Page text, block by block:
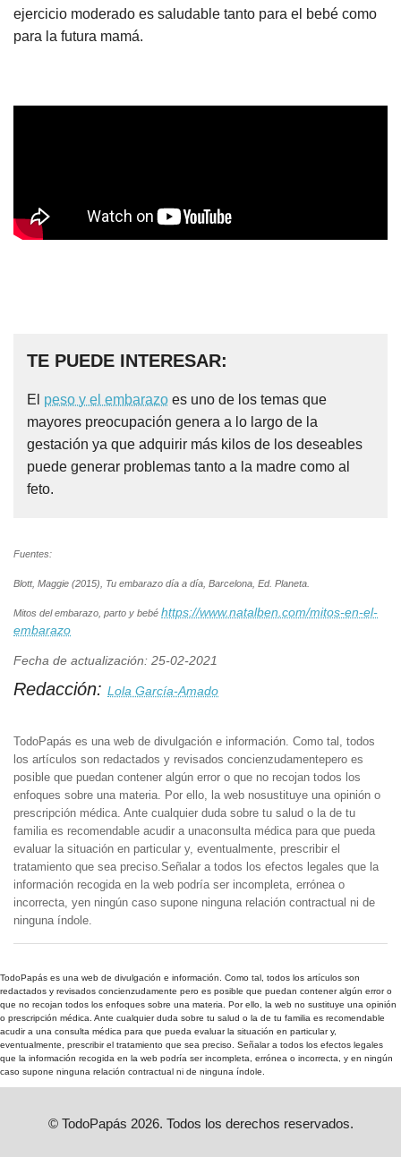
ejercicio moderado es saludable tanto para el bebé como
para la futura mamá.
TE PUEDE INTERESAR:
El peso y el embarazo es uno de los temas que
mayores preocupación genera a lo largo de la
gestación ya que adquirir más kilos de los deseables
puede generar problemas tanto a la madre como al
feto.
Fuentes:
Blott, Maggie (2015), Tu embarazo día a día, Barcelona, Ed. Planeta.
Mitos del embarazo, parto y bebé https://www.natalben.com/mitos-en-el-
embarazo
Fecha de actualización: 25-02-2021
Redacción: Lola García-Amado
TodoPapás es una web de divulgación e información. Como tal, todos
los artículos son redactados y revisados concienzudamentepero es
posible que puedan contener algún error o que no recojan todos los
enfoques sobre una materia. Por ello, la web nosustituye una opinión o
prescripción médica. Ante cualquier duda sobre tu salud o la de tu
familia es recomendable acudir a unaconsulta médica para que pueda
evaluar la situación en particular y, eventualmente, prescribir el
tratamiento que sea preciso.Señalar a todos los efectos legales que la
información recogida en la web podría ser incompleta, errónea o
incorrecta, yen ningún caso supone ninguna relación contractual ni de
ninguna índole.
TodoPapás es una web de divulgación e información. Como tal, todos los artículos son
redactados y revisados concienzudamente pero es posible que puedan contener algún error o
que no recojan todos los enfoques sobre una materia. Por ello, la web no sustituye una opinión
o prescripción médica. Ante cualquier duda sobre tu salud o la de tu familia es recomendable
acudir a una consulta médica para que pueda evaluar la situación en particular y,
eventualmente, prescribir el tratamiento que sea preciso. Señalar a todos los efectos legales
que la información recogida en la web podría ser incompleta, errónea o incorrecta, y en ningún
caso supone ninguna relación contractual ni de ninguna índole.
© TodoPapás 2026. Todos los derechos reservados.